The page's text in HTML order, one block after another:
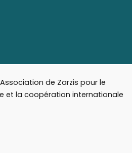
de Zarzis pour le
et la coopération internationale